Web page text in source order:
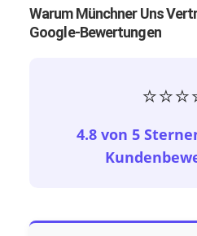
Warum Münchner Uns
Google-Bewertungen
4.8 von 5